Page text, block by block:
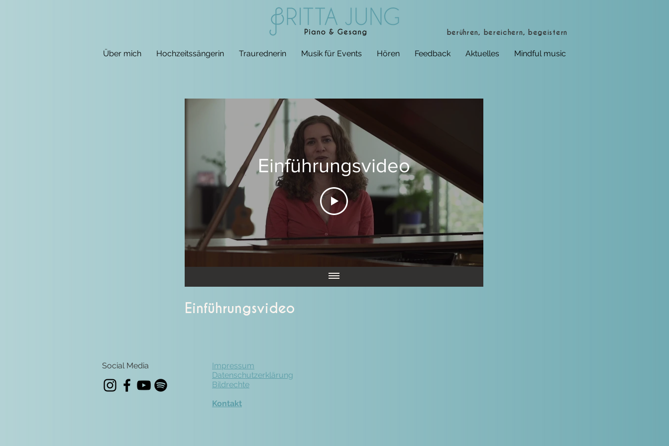
berühren, bereichern, begeistern
Über mich Hochzeitssängerin Traurednerin Musik für Events Hören Feedback Aktuelles Mindful music
Einführungsvideo
Einführungsvideo
Social Media
Impressum
Datenschutzerklärung
Bildrechte
Kontakt